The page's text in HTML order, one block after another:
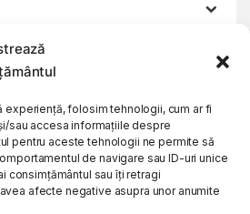
experiență, folosim tehnologii, cum ar fi
sau accesa informațiile despre
pentru aceste tehnologii ne permite să
de navigare sau ID-uri unice
consimțământul sau îți retragi
afecte negative asupra unor anumite